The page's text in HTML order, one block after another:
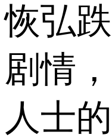
恢弘
剧情
人士